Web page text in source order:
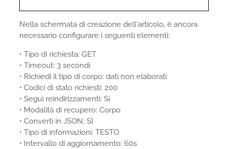
Nella schermata di creazione dell'articolo, è ancora
necessario configurare i seguenti elementi:
• Tipo di richiesta: GET
• Timeout: 3 secondi
• Richiedi il tipo di corpo: dati non elaborati
• Codici di stato richiesti: 200
• Segui reindirizzamenti: Sì
• Modalità di recupero: Corpo
• Converti in JSON: SÌ
• Tipo di informazioni: TESTO
• Intervallo di aggiornamento: 60s